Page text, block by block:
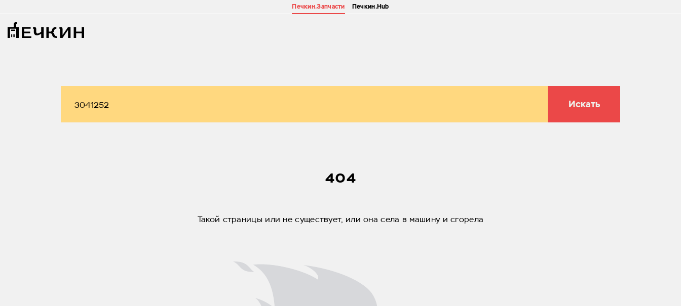
Печкин.Запчасти Печкин.Hub
Искать
404
Такой страницы или не существует, или она села в машину и сгорела